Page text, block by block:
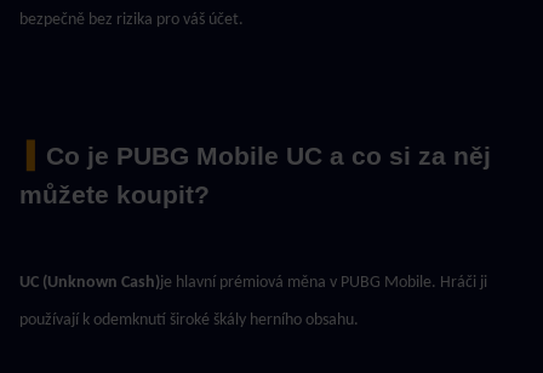
bezpečně bez rizika pro váš účet.
Co je PUBG Mobile UC a co si za něj
můžete koupit?
UC (Unknown Cash)je hlavní prémiová měna v PUBG Mobile. Hráči ji
používají k odemknutí široké škály herního obsahu.